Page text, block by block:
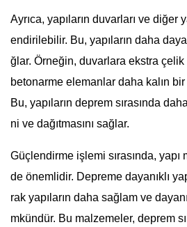
Ayrıca, yapıların duvarları ve diğer
endirilebilir. Bu, yapıların daha
ğlar. Örneğin, duvarlara ekstra
betonarme elemanlar daha kalın
Bu, yapıların deprem sırasında
ni ve dağıtmasını sağlar.
Güçlendirme işlemi sırasında,
de önemlidir. Depreme dayanıklı
rak yapıların daha sağlam ve
mkündür. Bu malzemeler, deprem